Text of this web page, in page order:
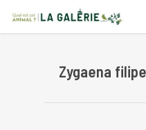
main
Zygaena